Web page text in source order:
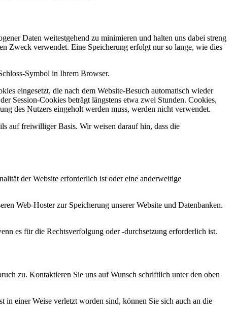
Daten weitestgehend zu minimieren und halten uns dabei streng
Zweck verwendet. Eine Speicherung erfolgt nur so lange, wie dies
Symbol in Ihrem Browser.
eingesetzt, die nach dem Website-Besuch automatisch wieder
Session-Cookies beträgt längstens etwa zwei Stunden. Cookies,
des Nutzers eingeholt werden muss, werden nicht verwendet.
auf freiwilliger Basis. Wir weisen darauf hin, dass die
der Website erforderlich ist oder eine anderweitige
Web-Hoster zur Speicherung unserer Website und Datenbanken.
es für die Rechtsverfolgung oder -durchsetzung erforderlich ist.
zu. Kontaktieren Sie uns auf Wunsch schriftlich unter den oben
in einer Weise verletzt worden sind, können Sie sich auch an die